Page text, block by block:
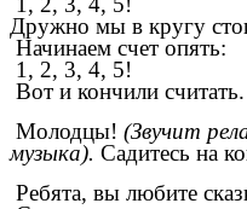
Дружно мы в кругу
Начинаем счет опять:
1, 2, 3, 4, 5!
Вот и кончили считать.
Молодцы! (Звучит
музыка). Садитесь на
Ребята, вы любите